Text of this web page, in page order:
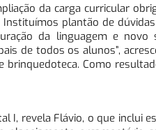
da carga curricular
plantão de
da linguagem e novo
de todos os alunos”,
brinquedoteca. Como
I, revela Flávio, o que inclui